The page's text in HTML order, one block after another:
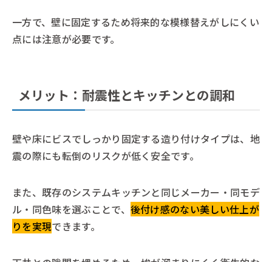
一方で、壁に固定するため将来的な模様替えがしにくい
点には注意が必要です。
メリット：耐震性とキッチンとの調和
壁や床にビスでしっかり固定する造り付けタイプは、地
震の際にも転倒のリスクが低く安全です。
また、既存のシステムキッチンと同じメーカー・同モデ
ル・同色味を選ぶことで、 後付け感のない美しい仕上が
りを実現できます。